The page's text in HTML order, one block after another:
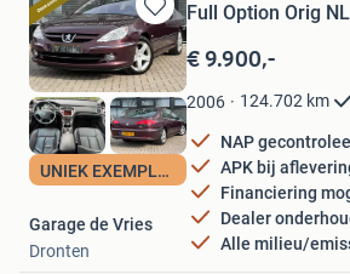
Bewaren
in
Mijn
Favorieten
UNIEK EXEMPLAAR
Full Option Orig
€ 9.900,-
2006 124.702 km
NAP
APK bij
Financiering
Dealer
Alle milieu/
Garage de Vries
Dronten